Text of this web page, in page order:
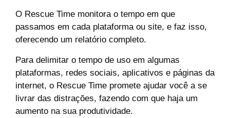
O Rescue Time monitora o tempo em que
passamos em cada plataforma ou site, e faz isso,
oferecendo um relatório completo.
Para delimitar o tempo de uso em algumas
plataformas, redes sociais, aplicativos e páginas da
internet, o Rescue Time promete ajudar você a se
livrar das distrações, fazendo com que haja um
aumento na sua produtividade.